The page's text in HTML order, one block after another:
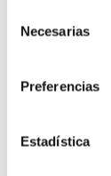
Necesarias
Preferencias
Estadística
€6,099.00 €4,574.25